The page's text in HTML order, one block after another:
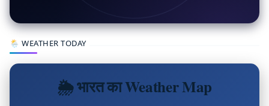
🌦 WEATHER TODAY
🌦 भारत का Weather Map